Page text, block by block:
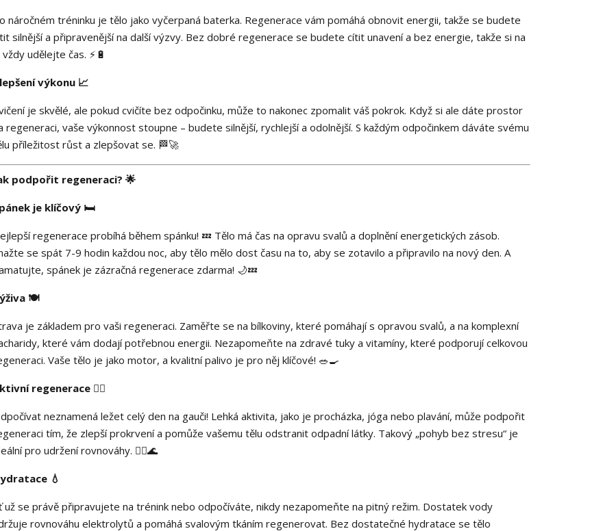
náročném tréninku je tělo jako vyčerpaná baterka. Regenerace vám pomáhá obnovit energii, takže se budete
silnější a připravenější na další výzvy. Bez dobré regenerace se budete cítit unavení a bez energie, takže si na
vždy udělejte čas. ⚡🔋
výkonu 📈
je skvělé, ale pokud cvičíte bez odpočinku, může to nakonec zpomalit váš pokrok. Když si ale dáte prostor
regeneraci, vaše výkonnost stoupne – budete silnější, rychlejší a odolnější. S každým odpočinkem dáváte svému
příležitost růst a zlepšovat se. 🏁🚀
podpořit regeneraci? 🌟
je klíčový 🛏️
regenerace probíhá během spánku! 💤 Tělo má čas na opravu svalů a doplnění energetických zásob.
se spát 7-9 hodin každou noc, aby tělo mělo dost času na to, aby se zotavilo a připravilo na nový den. A
spánek je zázračná regenerace zdarma! 🌙💤
🍽️
je základem pro vaši regeneraci. Zaměřte se na bílkoviny, které pomáhají s opravou svalů, a na komplexní
které vám dodají potřebnou energii. Nezapomeňte na zdravé tuky a vitamíny, které podporují celkovou
Vaše tělo je jako motor, a kvalitní palivo je pro něj klíčové! 🥗🍳
regenerace 🧘‍♀️
neznamená ležet celý den na gauči! Lehká aktivita, jako je procházka, jóga nebo plavání, může podpořit
tím, že zlepší prokrvení a pomůže vašemu tělu odstranit odpadní látky. Takový „pohyb bez stresu“ je
pro udržení rovnováhy. 🚶‍♂️🌊
💧
už se právě připravujete na trénink nebo odpočíváte, nikdy nezapomeňte na pitný režim. Dostatek vody
rovnováhu elektrolytů a pomáhá svalovým tkáním regenerovat. Bez dostatečné hydratace se tělo